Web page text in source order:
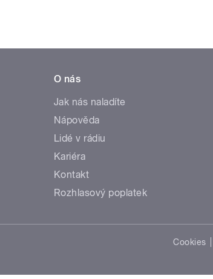
O nás
Jak nás naladíte
Nápověda
Lidé v rádiu
Kariéra
Kontakt
Rozhlasový poplatek
Cookies